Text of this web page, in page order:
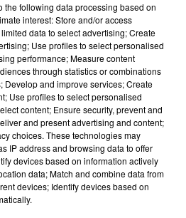
sec)
Pyrénées
the following data processing based on
interest: Store and/or access
data to select advertising; Create
Use profiles to select personalised
performance; Measure content
through statistics or combinations
Develop and improve services; Create
Use profiles to select personalised
content; Ensure security, prevent and
and present advertising and content;
choices. These technologies may
IP address and browsing data to offer
devices based on information actively
data; Match and combine data from
devices; Identify devices based on